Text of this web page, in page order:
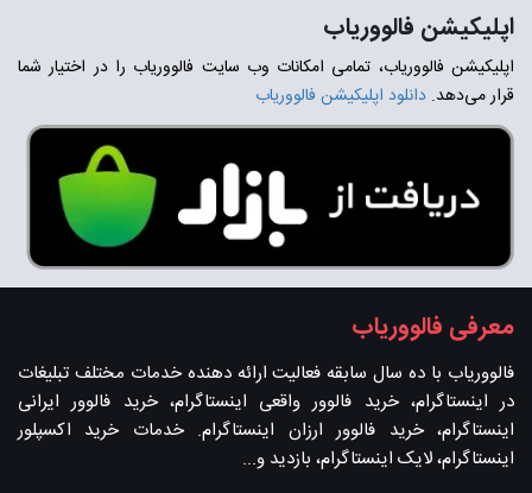
اپلیکیشن فالووریاب
اپلیکیشن فالووریاب، تمامی امکانات وب سایت فالووریاب را در اختیار شما
قرار می‌دهد. دانلود اپلیکیشن فالووریاب
معرفی فالووریاب
فالووریاب با ده سال سابقه فعالیت ارائه دهنده خدمات مختلف تبلیغات
در اینستاگرام، خرید فالوور واقعی اینستاگرام، خرید فالوور ایرانی
اینستاگرام، خرید فالوور ارزان اینستاگرام. خدمات خرید اکسپلور
اینستاگرام، لایک اینستاگرام، بازدید و...